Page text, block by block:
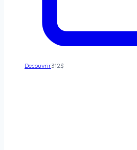
Decouvrir312$